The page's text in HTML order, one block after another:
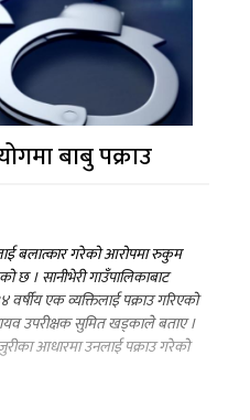
बाबु पक्राउ
बलात्कार गरेको आरोपमा रुकुम
छ । सानीभेरी गाउँपालिकाबाट
एक व्यक्तिलाई पक्राउ गरिएको
उपरीक्षक सुमित खड्काले बताए ।
आधारमा उनलाई पक्राउ गरेको